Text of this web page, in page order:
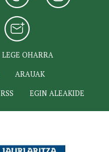
LEGE OHARRA
ARAUAK
RSS EGIN ALEAKIDE